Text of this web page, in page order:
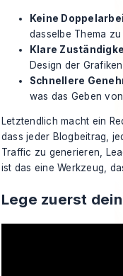
Keine
dasselbe Thema
Klare
Design der
Schnellere
was das Geben
Letztendlich macht ein
dass jeder Blogbeitrag,
Traffic zu generieren,
ist das eine Werkzeug,
Lege zuerst